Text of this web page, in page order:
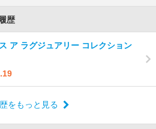
歴
ア ラグジュアリー コレクション
をもっと見る